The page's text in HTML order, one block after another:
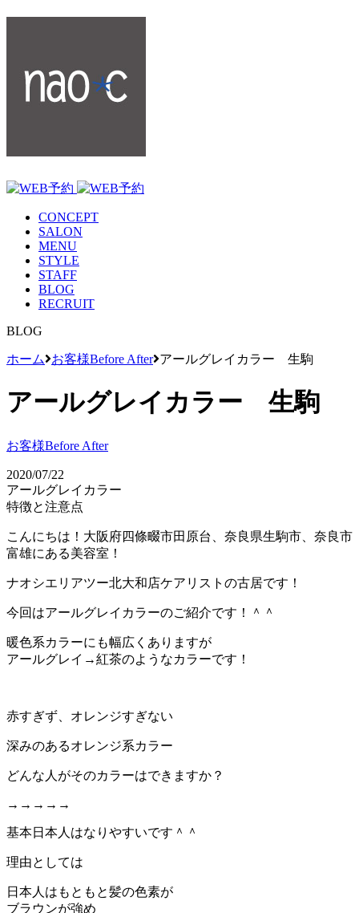
CONCEPT
SALON
MENU
STYLE
STAFF
BLOG
RECRUIT
BLOG
ホーム お客様Before After アールグレイカラー 生駒
アールグレイカラー 生駒
お客様Before After
2020/07/22
アールグレイカラー
特徴と注意点
こんにちは！大阪府四條畷市田原台、奈良県生駒市、奈良市
富雄にある美容室！
ナオシエリアツー北大和店ケアリストの古居です！
今回はアールグレイカラーのご紹介です！＾＾
暖色系カラーにも幅広くありますが
アールグレイ→紅茶のようなカラーです！
赤すぎず、オレンジすぎない
深みのあるオレンジ系カラー
どんな人がそのカラーはできますか？
→→→→→
基本日本人はなりやすいです＾＾
理由としては
日本人はもともと髪の色素が
ブラウンが強め